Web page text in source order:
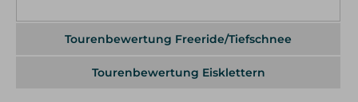
Skitouren Tagestouren im Allgäu
Tourenbewertung Freeride/Tiefschnee
Tourenbewertung Eisklettern